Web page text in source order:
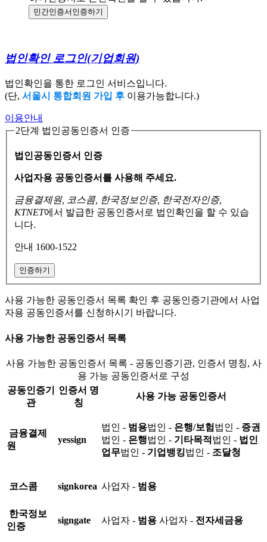
민간인증서 인증하기
법인확인 로그인(기업회원)
법인확인을 통한 로그인 서비스입니다.
(단, 서울시 통합회원 가입 후 이용가능합니다.)
이용안내
2단계 법인공동인증서 인증
법인공동인증서 인증
사업자용 공동인증서를 사용해 주세요.
금융결제원, 코스콤, 한국정보인증, 한국전자인증,
KTNET에서 발급한 공동인증서로 법인확인을 할 수 있습
니다.
안내 1600-1522
인증하기
사용 가능한 공동인증서 목록 확인 후 공동인증기관에서 사업
자용 공동인증서를 신청하시기 바랍니다.
사용 가능한 공동인증서 목록
사용 가능한 공동인증서 목록 - 공동인증기관, 인증서 명칭, 사
용 가능 공동인증서로 구성
공동인증기
관
인증서 명
칭
사용 가능 공동인증서
금융결제
원
yessign
법인 - 범용법인 - 은행/보험 법인 - 증권
법인 - 은행법인 - 기타목적 법인 - 법인
업무법인 - 기업뱅킹법인 - 조달청
코스콤 signkorea 사업자 - 범용
한국정보
인증
signgate 사업자 - 범용 사업자 - 전자세금용